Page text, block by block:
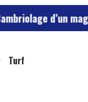
d’un
Turf